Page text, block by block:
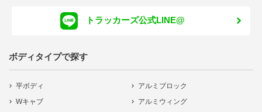
トラッカーズ公式LINE@
ボディタイプで探す
平ボディ
アルミブロック
Wキャブ
アルミウィング